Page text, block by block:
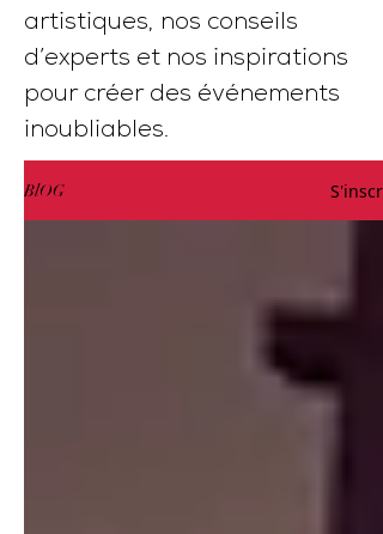
artistiques, nos conseils
d’experts et nos inspirations
pour créer des événements
inoubliables.
BlOG